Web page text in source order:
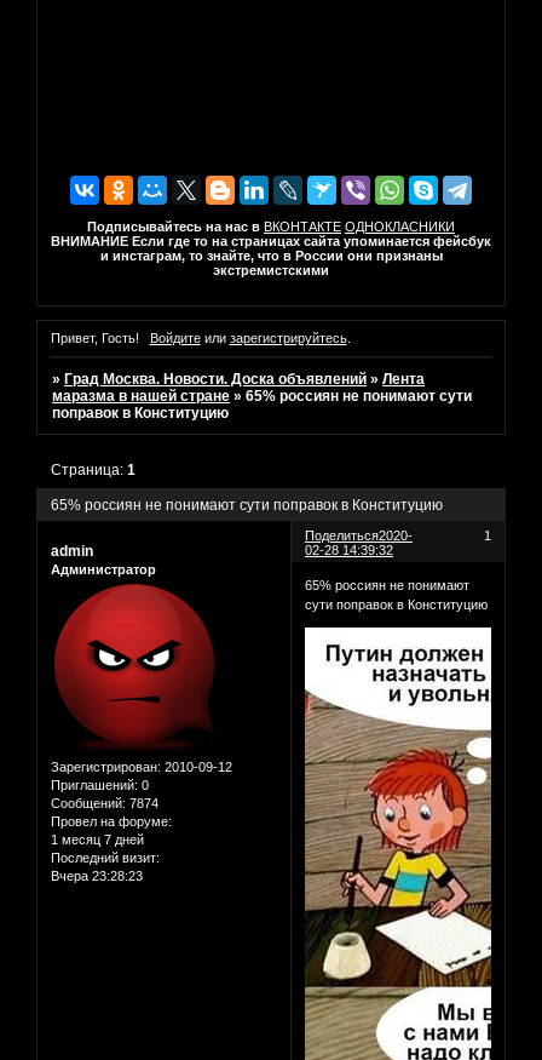
Подписывайтесь на нас в ВКОНТАКТЕ ОДНОКЛАСНИКИ
ВНИМАНИЕ Если где то на страницах сайта упоминается фейсбук
и инстаграм, то знайте, что в России они признаны
экстремистскими
Привет, Гость! Войдитеили зарегистрируйтесь.
» Град Москва. Новости. Доска объявлений »Лента
маразма в нашей стране »65% россиян не понимают сути
поправок в Конституцию
65% россиян не понимают сути поправок в Конституцию
Страница:1
Поделиться 1
2020-
02-28 14:39:32
admin
Администратор
Зарегистрирован: 2010-09-12
Приглашений: 0
Сообщений: 7874
Провел на форуме:
1 месяц 7 дней
Последний визит:
Вчера 23:28:23
65% россиян не понимают
сути поправок в Конституцию